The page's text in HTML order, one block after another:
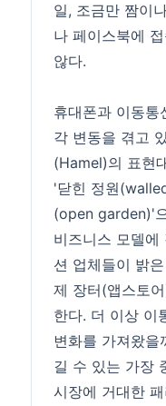
일, 조금만 짬이
나 페이스북에
않다.
휴대폰과 이동통
각 변동을 겪고
(Hamel)의 표현
'닫힌 정원
(open garden)'
비즈니스 모델에
션 업체들이 밝
제 장터(앱스토
한다. 더 이상 이
변화를 가져왔을
길 수 있는 가장
시장에 거대한